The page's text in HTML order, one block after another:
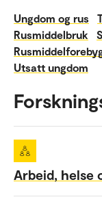
Ungdom og rus
Rusmiddelbruk
Utsatt ungdom
Arbeid, helse